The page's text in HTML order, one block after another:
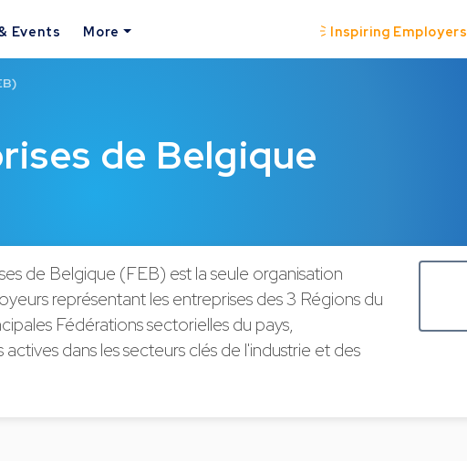
Events More Inspiring Employers
de Belgique
de Belgique (FEB) est la seule organisation
représentant les entreprises des 3 Régions du
Fédérations sectorielles du pays,
dans les secteurs clés de l'industrie et des